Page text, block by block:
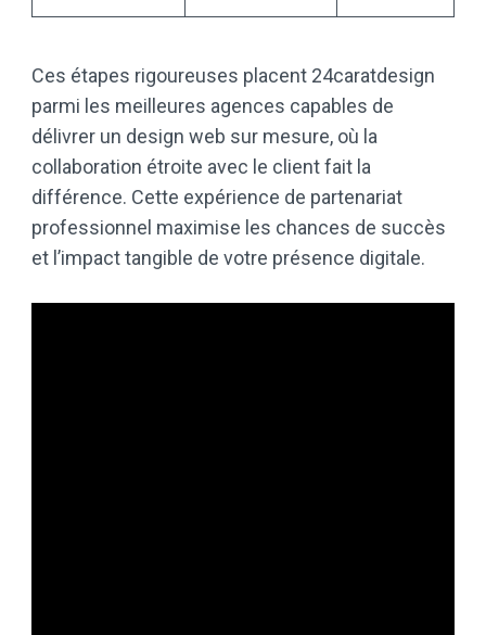
Ces étapes rigoureuses placent 24caratdesign
parmi les meilleures agences capables de
délivrer un design web sur mesure, où la
collaboration étroite avec le client fait la
différence. Cette expérience de partenariat
professionnel maximise les chances de succès
et l’impact tangible de votre présence digitale.